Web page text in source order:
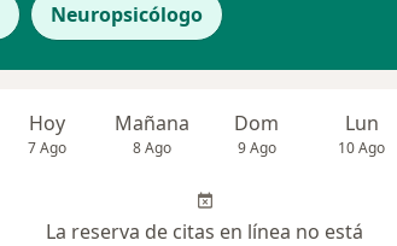
Neuropsicólogo
Hoy
7 Ago
Mañana
8 Ago
Dom
9 Ago
Lun
10 Ago
La reserva de citas en línea no está